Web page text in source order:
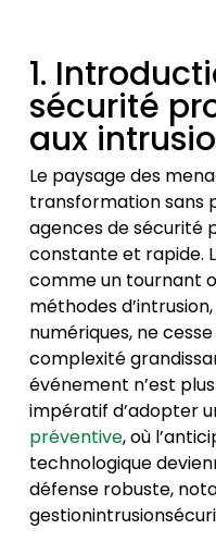
1.
sécurité
aux
Le paysage des
transformation sans
agences de sécurité
constante et rapide.
comme un tournant
méthodes
numériques, ne
complexité
événement n’est
impératif d’adopter
préventive, où
technologique
défense robuste,